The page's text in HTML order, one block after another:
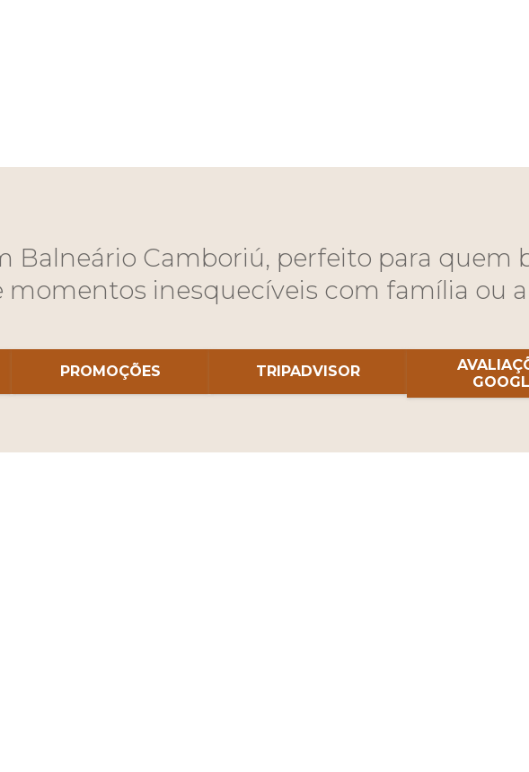
Balneário Camboriú, perfeito para quem
momentos inesquecíveis com família ou
PROMOÇÕES TRIPADVISOR